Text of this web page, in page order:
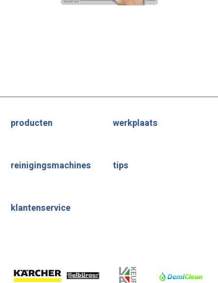
producten werkplaats
reinigingsmachines tips
klantenservice